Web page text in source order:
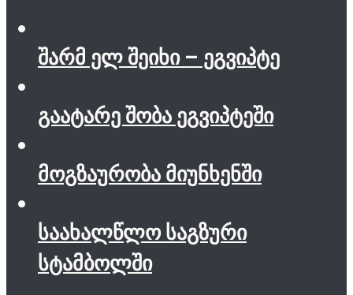
შარმ ელ შეიხი – ეგვიპტე
გაატარე შობა ეგვიპტეში
მოგზაურობა მიუნხენში
საახალწლო საგზური
სტამბოლში